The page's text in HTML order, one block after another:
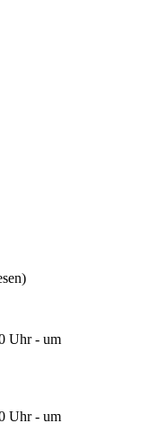
Uhr - um
Uhr - um